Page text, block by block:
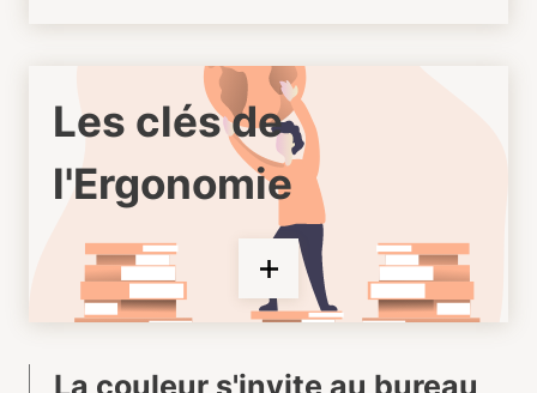
Les clés de
l'Ergonomie
La couleur s'invite au bureau